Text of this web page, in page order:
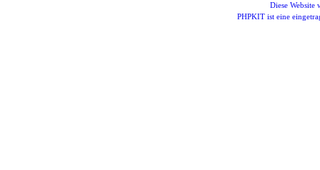
Diese Website
PHPKIT ist eine